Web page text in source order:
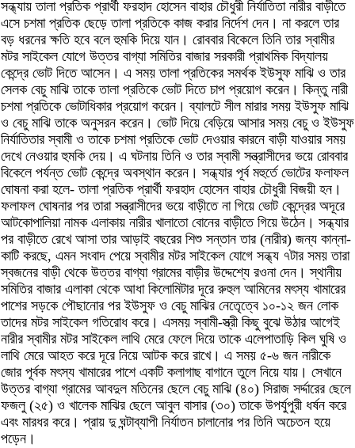
সন্ধ্যায় তালা প্রতিক প্রার্থী ফরহাদ হোসেন বাহার চৌধুরী নির্যাতিতা নারীর বাড়ীতে
এসে চশমা প্রতিক ছেড়ে তালা প্রতিকে কাজ করার নির্দেশ দেন। না করলে তার
বড় ধরনের ক্ষতি হবে বলে হুমকি দিয়ে যান। রোববার বিকেলে তিনি তার স্বামীর
মটর সাইকেল যোগে উত্তর বাগ্যা সমিতির বাজার সরকারী প্রাথমিক বিদ্যালয়
কেন্দ্রে ভোট দিতে আসেন। এ সময় তালা প্রতিকের সমর্থক ইউসুফ মাঝি ও তার
সেলক বেচু মাঝি তাকে তালা প্রতিকে ভোট দিতে চাপ প্রয়োগ করেন। কিন্তু নারী
চশমা প্রতিকে ভোটাধিকার প্রয়োগ করেন। ব্যালটে সীল মারার সময় ইউসুফ মাঝি
ও বেচু মাঝি তাকে অনুসরন করেন। ভোট দিয়ে বেড়িয়ে আসার সময় বেচু ও ইউসুফ
নির্যাতিতার স্বামী ও তাকে চশমা প্রতিকে ভোট দেওয়ার কারনে বাড়ী যাওয়ার সময়
দেখে নেওয়ার হুমকি দেয়। এ ঘটনায় তিনি ও তার স্বামী সন্ত্রাসীদের ভয়ে রোববার
বিকেলে পর্যন্ত ভোট কেন্দ্রে অবস্থান করেন। সন্ধ্যার পূর্ব মহুর্তে ভোটের ফলাফল
ঘোষনা করা হলে- তালা প্রতিক প্রার্থী ফরহাদ হোসেন বাহার চৌধুরী বিজয়ী হন।
ফলাফল ঘোষনার পর তারা সন্ত্রাসীদের ভয়ে বাড়ীতে না গিয়ে ভোট কেন্দ্রের অদূরে
আটকোপালিয়া নামক এলাকায় নারীর খালাতো বোনের বাড়ীতে গিয়ে উঠেন। সন্ধ্যার
পর বাড়ীতে রেখে আসা তার আড়াই বছরের শিশু সন্তান তার (নারীর) জন্য কান্না-
কাটি করছে, এমন সংবাদ পেয়ে স্বামীর মটর সাইকেল যোগে সন্ধ্য ৭টার সময় তারা
স্বজনের বাড়ী থেকে উত্তর বাগ্যা গ্রামের বাড়ীর উদ্দেশ্যে রওনা দেন। স্থানীয়
সমিতির বাজার এলাকা থেকে আধা কিলোমিটার দূরে রুহুল আমিনের মৎস্য খামারের
পাশের সড়কে পৌছানোর পর ইউসুফ ও বেচু মাঝির নেতেৃত্বে ১০-১২ জন লোক
তাদের মটর সাইকেল গতিরোধ করে। এসময় স্বামী-স্ত্রী কিছু বুঝে উঠার আগেই
নারীর স্বামীর মটর সাইকেল লাথি মেরে ফেলে দিয়ে তাকে এলেপাতাড়ি কিল ঘুষি ও
লাথি মেরে আহত করে দূরে নিয়ে আটক করে রাখে। এ সময় ৫-৬ জন নারীকে
জোর পূর্বক মৎস্য খামারের পাশে একটি কলাগাছ বাগানে তুলে নিয়ে যায়। সেখানে
উত্তর বাগ্যা গ্রামের আবদুল মতিনের ছেলে বেচু মাঝি (৪০) সিরাজ সর্দ্দারের ছেলে
ফজলু (২৫) ও খালেক মাঝির ছেলে আবুল বাসার (৩০) তাকে উপর্যুপুরী ধর্ষন করে
এবং মারধর করে। প্রায় দু ঘন্টাব্যাপী নির্যাতন চালানোর পর তিনি অচেতন হয়ে
পড়েন।